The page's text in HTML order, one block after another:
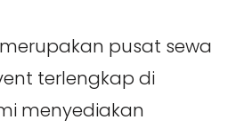
pusat sewa
terlengkap di
menyediakan